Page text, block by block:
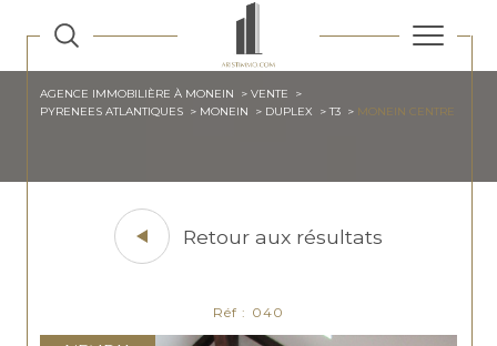
AGENCE IMMOBILIÈRE À MONEIN
VENTE
PYRENEES ATLANTIQUES
MONEIN DUPLEX T3 MONEIN CENTRE
Retour aux résultats
Réf : 040